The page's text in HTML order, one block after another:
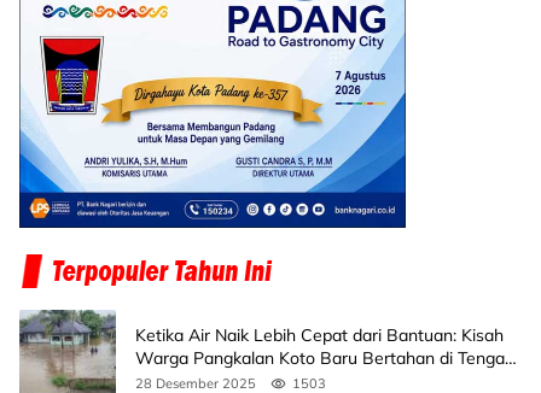
Ketika Air Naik Lebih Cepat dari Bantuan: Kisah
Warga Pangkalan Koto Baru Bertahan di Tengah
Banjir
28 Desember 2025 1503